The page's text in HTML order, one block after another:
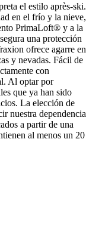
el estilo après-ski.
en el frío y la nieve,
PrimaLoft® y a la
una protección
ofrece agarre en
y nevadas. Fácil de
con
Al optar por
que ya han sido
La elección de
nuestra dependencia
a partir de una
al menos un 20